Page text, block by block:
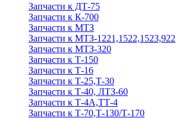
Запчасти к ДТ-75
Запчасти к К-700
Запчасти к МТЗ
Запчасти к МТЗ-1221,1522,1523,922
Запчасти к МТЗ-320
Запчасти к Т-150
Запчасти к Т-16
Запчасти к Т-25,Т-30
Запчасти к Т-40, ЛТЗ-60
Запчасти к Т-4А,ТТ-4
Запчасти к Т-70,Т-130/Т-170